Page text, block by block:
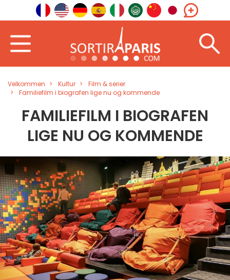
Velkommen Kultur
Film & serier
Familiefilm i biografen lige nu og kommende
FAMILIEFILM I BIOGRAFEN
LIGE NU OG KOMMENDE